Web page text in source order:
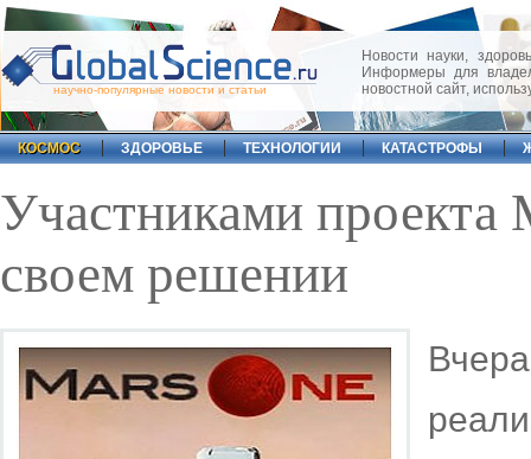
научно-популярные новости и статьи
Новости науки,
Информеры для
новостной сайт,
КОСМОС ЗДОРОВЬЕ ТЕХНОЛОГИИ КАТАСТРОФЫ
Участниками проекта
своем решении